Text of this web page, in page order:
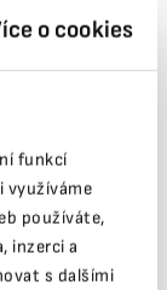
o cookies
funkcí
využíváme
používáte,
inzerci a
s dalšími
do utraty
Utrata czucia